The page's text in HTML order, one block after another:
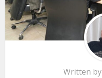
Written by